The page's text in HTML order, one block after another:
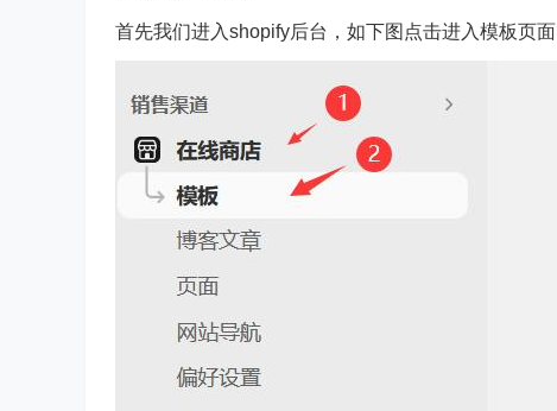
首先我们进入shopify后台，如下图点击进入模板页面